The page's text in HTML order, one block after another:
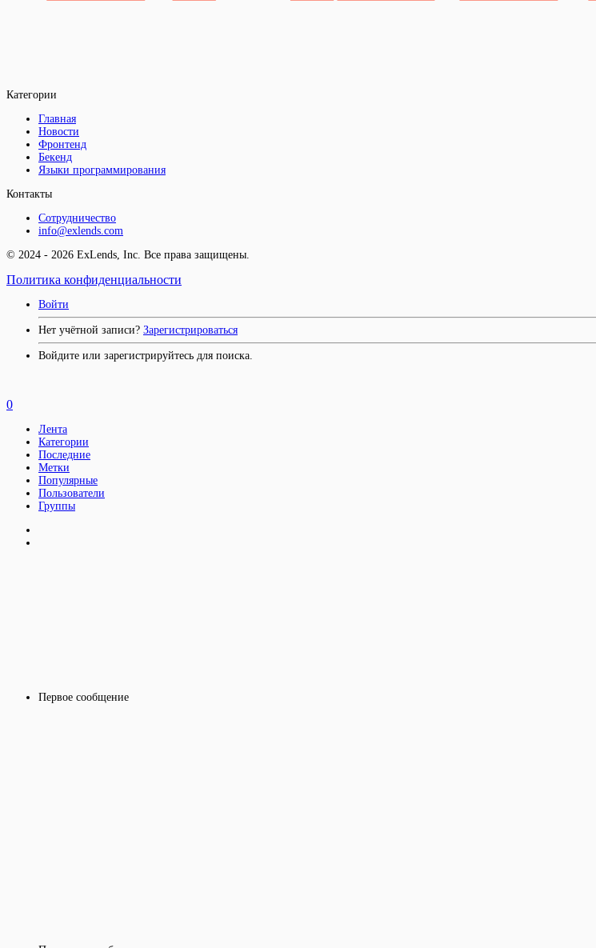
Категории
Главная
Новости
Фронтенд
Бекенд
Языки программирования
Контакты
Сотрудничество
info@exlends.com
© 2024 - 2026 ExLends, Inc. Все права защищены.
Политика конфиденциальности
Войти
Нет учётной записи? Зарегистрироваться
Войдите или зарегистрируйтесь для поиска.
Первое сообщение
0
Лента
Категории
Последние
Метки
Популярные
Пользователи
Группы